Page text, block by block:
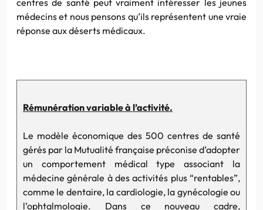
médecins et nous pensons qu’ils représentent une vraie
réponse aux déserts médicaux.
Rémunération variable à l’activité.
Le modèle économique des 500 centres de santé
gérés par la Mutualité française préconise d’adopter
un comportement médical type associant la
médecine générale à des activités plus “rentables”,
comme le dentaire, la cardiologie, la gynécologie ou
l’ophtalmologie. Dans ce nouveau cadre,